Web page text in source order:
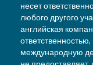
несет
любого другого
английская
международную